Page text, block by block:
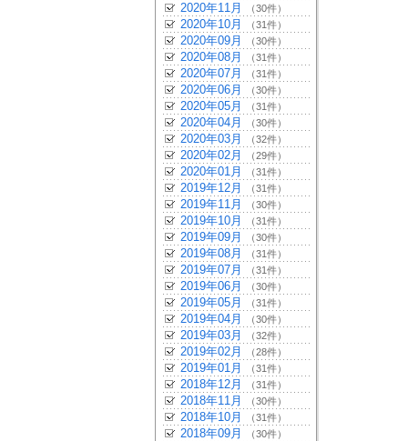
2020年11月 （30件）
2020年10月 （31件）
2020年09月 （30件）
2020年08月 （31件）
2020年07月 （31件）
2020年06月 （30件）
2020年05月 （31件）
2020年04月 （30件）
2020年03月 （32件）
2020年02月 （29件）
2020年01月 （31件）
2019年12月 （31件）
2019年11月 （30件）
2019年10月 （31件）
2019年09月 （30件）
2019年08月 （31件）
2019年07月 （31件）
2019年06月 （30件）
2019年05月 （31件）
2019年04月 （30件）
2019年03月 （32件）
2019年02月 （28件）
2019年01月 （31件）
2018年12月 （31件）
2018年11月 （30件）
2018年10月 （31件）
2018年09月 （30件）